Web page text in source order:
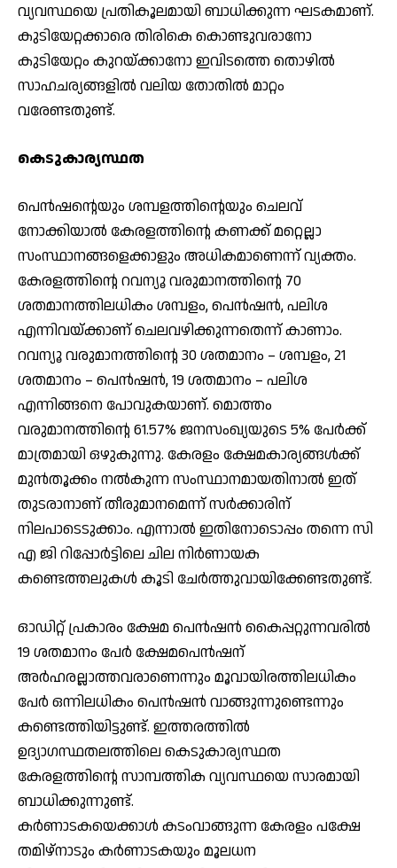
വ്യവസ്ഥയെ പ്രതികൂലമായി ബാധിക്കുന്ന ഘടകമാണ്.
കുടിയേറ്റക്കാരെ തിരികെ കൊണ്ടുവരാനോ
കുടിയേറ്റം കുറയ്ക്കാനോ ഇവിടത്തെ തൊഴില്‍
സാഹചര്യങ്ങളില്‍ വലിയ തോതില്‍ മാറ്റം
വരേണ്ടതുണ്ട്.
കെടുകാര്യസ്ഥത
പെന്‍ഷന്റെയും ശമ്പളത്തിന്റെയും ചെലവ്
നോക്കിയാല്‍ കേരളത്തിന്റെ കണക്ക് മറ്റെല്ലാ
സംസ്ഥാനങ്ങളെക്കാളും അധികമാണെന്ന് വ്യക്തം.
കേരളത്തിന്റെ റവന്യൂ വരുമാനത്തിന്റെ 70
ശതമാനത്തിലധികം ശമ്പളം, പെന്‍ഷന്‍, പലിശ
എന്നിവയ്ക്കാണ് ചെലവഴിക്കുന്നതെന്ന് കാണാം.
റവന്യൂ വരുമാനത്തിന്റെ 30 ശതമാനം – ശമ്പളം, 21
ശതമാനം – പെന്‍ഷന്‍, 19 ശതമാനം – പലിശ
എന്നിങ്ങനെ പോവുകയാണ്. മൊത്തം
വരുമാനത്തിന്റെ 61.57% ജനസംഖ്യയുടെ 5% പേര്‍ക്ക്
മാത്രമായി ഒഴുകുന്നു. കേരളം ക്ഷേമകാര്യങ്ങള്‍ക്ക്
മുന്‍തൂക്കം നല്‍കുന്ന സംസ്ഥാനമായതിനാല്‍ ഇത്
തുടരാനാണ് തീരുമാനമെന്ന് സര്‍ക്കാരിന്
നിലപാടെടുക്കാം. എന്നാല്‍ ഇതിനോടൊപ്പം തന്നെ സി
എ ജി റിപ്പോര്‍ട്ടിലെ ചില നിര്‍ണായക
കണ്ടെത്തലുകള്‍ കൂടി ചേര്‍ത്തുവായിക്കേണ്ടതുണ്ട്.
ഓഡിറ്റ് പ്രകാരം ക്ഷേമ പെന്‍ഷന്‍ കൈപ്പറ്റുന്നവരില്‍
19 ശതമാനം പേര്‍ ക്ഷേമപെന്‍ഷന്
അര്‍ഹരല്ലാത്തവരാണെന്നും മൂവായിരത്തിലധികം
പേര്‍ ഒന്നിലധികം പെന്‍ഷന്‍ വാങ്ങുന്നുണ്ടെന്നും
കണ്ടെത്തിയിട്ടുണ്ട്. ഇത്തരത്തില്‍
ഉദ്യാഗസ്ഥതലത്തിലെ കെടുകാര്യസ്ഥത
കേരളത്തിന്റെ സാമ്പത്തിക വ്യവസ്ഥയെ സാരമായി
ബാധിക്കുന്നുണ്ട്.
കര്‍ണാടകയെക്കാള്‍ കടംവാങ്ങുന്ന കേരളം പക്ഷേ
തമിഴ്നാടും കര്‍ണാടകയും മൂലധന